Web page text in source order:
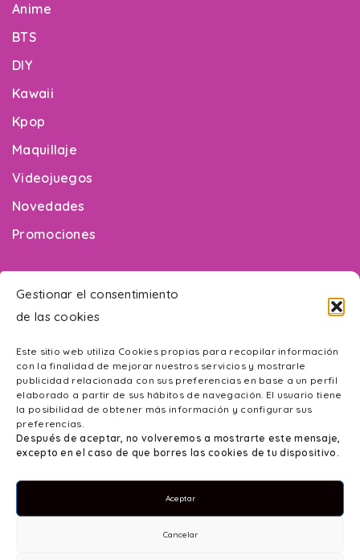
Gestionar el consentimiento
de las cookies
Este sitio web utiliza Cookies propias para recopilar información
con la finalidad de mejorar nuestros servicios y mostrarle
publicidad relacionada con sus preferencias en base a un perfil
elaborado a partir de sus hábitos de navegación. El usuario tiene
la posibilidad de obtener más información y configurar sus
preferencias.
Después de aceptar, no volveremos a mostrarte este mensaje,
excepto en el caso de que borres las cookies de tu dispositivo.
Aceptar
Cancelar
Anime
BTS
DIY
Kawaii
Kpop
Maquillaje
Videojuegos
Novedades
Promociones
Mapa web
Accesibilidad
Política de Privacidad
Aviso Legal